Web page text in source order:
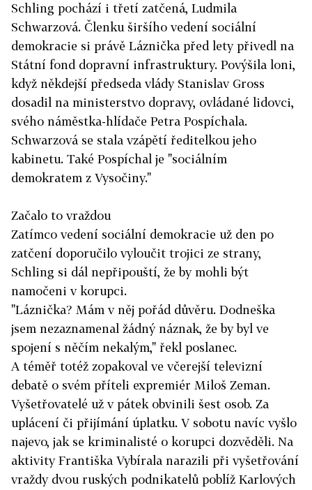
Schling pochází i třetí zatčená, Ludmila
Schwarzová. Členku širšího vedení sociální
demokracie si právě Láznička před lety přivedl na
Státní fond dopravní infrastruktury. Povýšila loni,
když někdejší předseda vlády Stanislav Gross
dosadil na ministerstvo dopravy, ovládané lidovci,
svého náměstka-hlídače Petra Pospíchala.
Schwarzová se stala vzápětí ředitelkou jeho
kabinetu. Také Pospíchal je "sociálním
demokratem z Vysočiny."
Začalo to vraždou
Zatímco vedení sociální demokracie už den po
zatčení doporučilo vyloučit trojici ze strany,
Schling si dál nepřipouští, že by mohli být
namočeni v korupci.
"Láznička? Mám v něj pořád důvěru. Dodneška
jsem nezaznamenal žádný náznak, že by byl ve
spojení s něčím nekalým," řekl poslanec.
A téměř totéž zopakoval ve včerejší televizní
debatě o svém příteli expremiér Miloš Zeman.
Vyšetřovatelé už v pátek obvinili šest osob. Za
uplácení či přijímání úplatku. V sobotu navíc vyšlo
najevo, jak se kriminalisté o korupci dozvěděli. Na
aktivity Františka Vybírala narazili při vyšetřování
vraždy dvou ruských podnikatelů poblíž Karlových